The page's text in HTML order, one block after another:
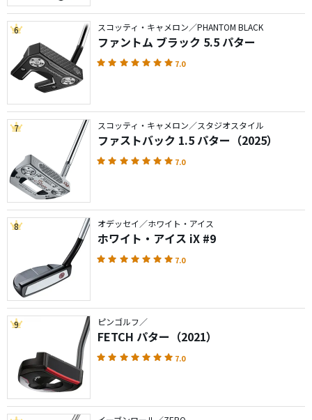
6 スコッティ・キャメロン／PHANTOM BLACK
ファントム ブラック 5.5 パター
7.0
7 スコッティ・キャメロン／スタジオスタイル
ファストバック 1.5 パター（2025）
7.0
8 オデッセイ／ホワイト・アイス
ホワイト・アイス iX #9
7.0
9 ピンゴルフ／
FETCH パター（2021）
7.0